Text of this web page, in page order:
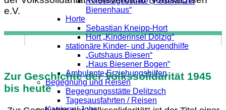
Bienenhaus“
Horte
Sebastian Kneipp-Hort
Hort „Kinderinsel Dölzig“
stationäre Kinder- und Jugendhilfe
„Gutshaus Biesen“
„Haus Biesener Bogen“
Ambulante Erziehungshilfen
Begegnung und Reisen
Begegnungsstätte Delitzsch
Tagesausfahrten / Reisen
e.V.
Zur Geschichte der Volkssolidarität 1945
bis heute